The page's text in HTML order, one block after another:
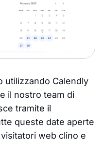
utilizzando Calendly
il nostro team di
tramite il
queste date aperte
web clino e